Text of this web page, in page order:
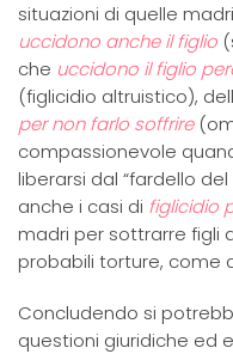
situazioni di quelle
uccidono anche il figlio
che uccidono il figlio
(figlicidio altruistico),
per non farlo soffrire
compassionevole
liberarsi dal “fardello
anche i casi di figlicidio
madri per sottrarre figli
probabili torture, come
Concludendo si
questioni giuridiche ed